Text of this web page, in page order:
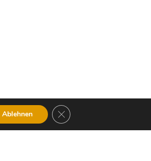
Ablehnen GDPR Cookie-Banner